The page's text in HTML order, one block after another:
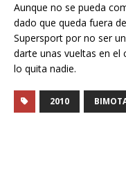
Aunque no se pueda
dado que queda fuera
Supersport por no ser
darte unas vueltas en el
lo quita nadie.
2010